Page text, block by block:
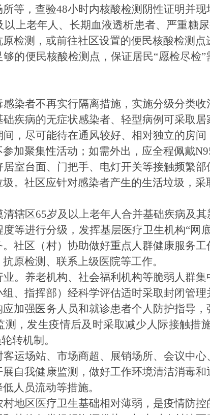
等，查验48小时内核酸检测阴性证明并现
以上老年人、长期血液透析患者、严重糖
检测，或前往社区设置的便民核酸检测点
够的便民核酸检测点，保证居民“愿检尽检”
感染者不再实行隔离措施，实施分级分类
础疾病的无症状感染者、轻型病例可采取
间，尽可能待在通风较好、相对独立的房
加聚集性活动；如需外出，应全程佩戴
居室台面、门把手、电灯开关等接触频繁
。社区应针对感染者产生的生活垃圾 ， 采
清辖区65岁及以上老年人合并基础疾病及
等进行分级，发挥基层医疗卫生机构“
社区（村）协助做好重点人群健康服务
原检测、联系上级医院等工作。
。 养老机构、社会福利机构等脆弱人群
、指挥部）经科学评估适时采取封闭管
加强医务人员和就诊患者个人防护指导
测，发生疫情后及时采取减少人际接触措
转机制。
客运场站、市场商超、展销场所、会议中
自我健康监测，做好工作环境清洁消毒
人员流动等措施。
村地区医疗卫生基础相对薄弱，是疫情防控